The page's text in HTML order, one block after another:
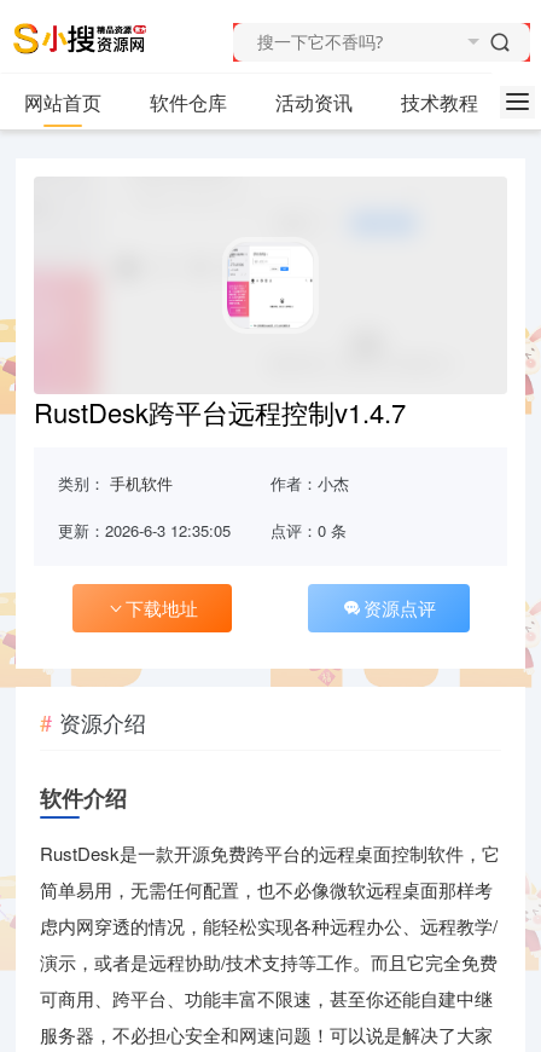
网站首页 软件仓库 活动资讯 技术教程
RustDesk跨平台远程控制v1.4.7
类别：手机软件 作者：小杰
更新：2026-6-3 12:35:05 点评：0 条
下载地址 资源点评
资源介绍
软件介绍
RustDesk是一款开源免费跨平台的远程桌面控制软件，它
简单易用，无需任何配置，也不必像微软远程桌面那样考
虑内网穿透的情况，能轻松实现各种远程办公、远程教学/
演示，或者是远程协助/技术支持等工作。而且它完全免费
可商用、跨平台、功能丰富不限速，甚至你还能自建中继
服务器，不必担心安全和网速问题！可以说是解决了大家